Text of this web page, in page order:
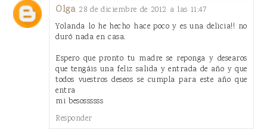
Olga 28 de diciembre de 2012 a las 11:47
Yolanda lo he hecho hace poco y es una delicia!! no
duró nada en casa.
Espero que pronto tu madre se reponga y desearos
que tengáis una feliz salida y entrada de año y que
todos vuestros deseos se cumpla para este año que
entra
mi besossssss
Responder